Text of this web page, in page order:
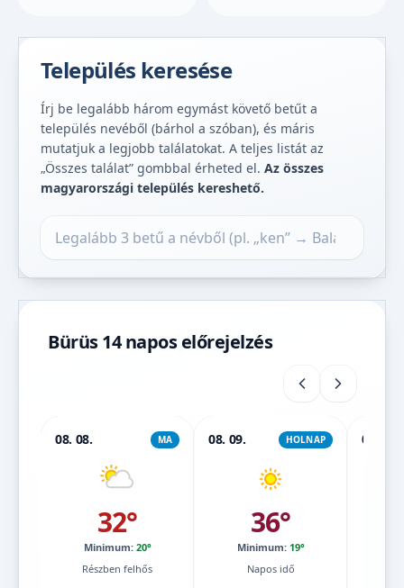
Település keresése
Írj be legalább három egymást követő betűt a
település nevéből (bárhol a szóban), és máris
mutatjuk a legjobb találatokat. A teljes listát az
„Összes találat” gombbal érheted el. Az összes
magyarországi település kereshető.
Bürüs 14 napos előrejelzés
08. 08. MA
32°
Minimum: 20°
Részben felhős
08. 09. HOLNAP
36°
Minimum: 19°
Napos idő
08. 10.